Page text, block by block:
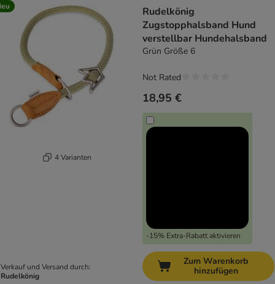
4 Varianten
Verkauf und Versand durch:
Rudelkönig
Rudelkönig
Zugstopphalsband Hund
verstellbar Hundehalsband
Grün Größe 6
18,95 €
-15% Extra-Rabatt aktivieren
Not Rated
Zum Warenkorb
hinzufügen